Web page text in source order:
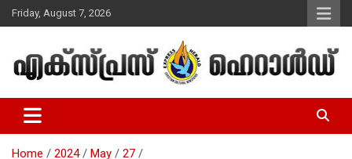
Skip
to
Friday, August 7, 2026
Express Herald – Malayalam
Christian News
Home 2024 May
27